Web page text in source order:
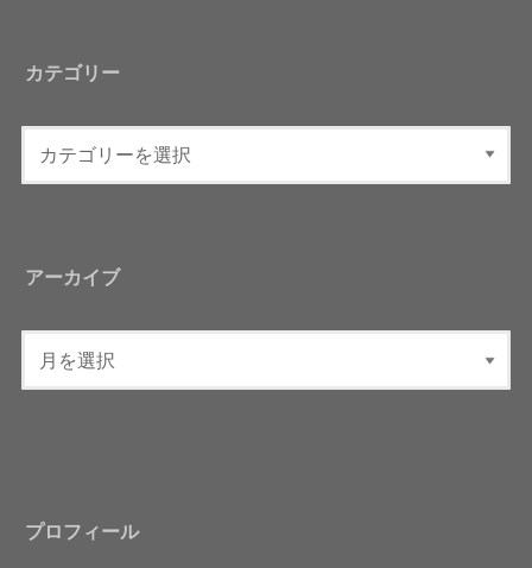
カテゴリー
アーカイブ
プロフィール